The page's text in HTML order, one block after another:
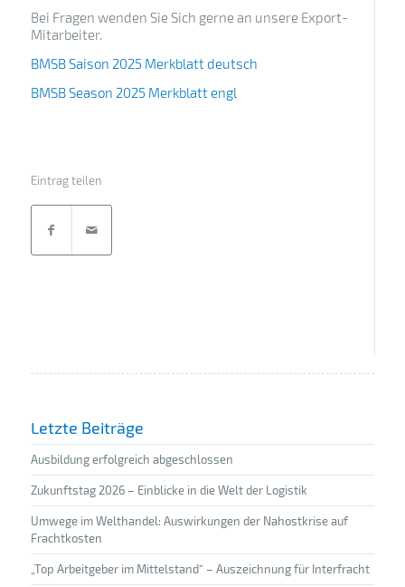
Bei Fragen wenden Sie Sich gerne an unsere Export-
Mitarbeiter.
BMSB Saison 2025 Merkblatt deutsch
BMSB Season 2025 Merkblatt engl
Eintrag teilen
Letzte Beiträge
Ausbildung erfolgreich abgeschlossen
Zukunftstag 2026 – Einblicke in die Welt der Logistik
Umwege im Welthandel: Auswirkungen der Nahostkrise auf
Frachtkosten
„Top Arbeitgeber im Mittelstand“ – Auszeichnung für Interfracht